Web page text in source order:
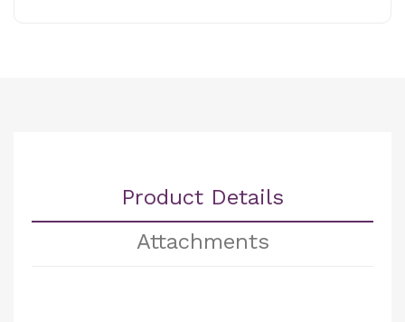
Product Details
Attachments